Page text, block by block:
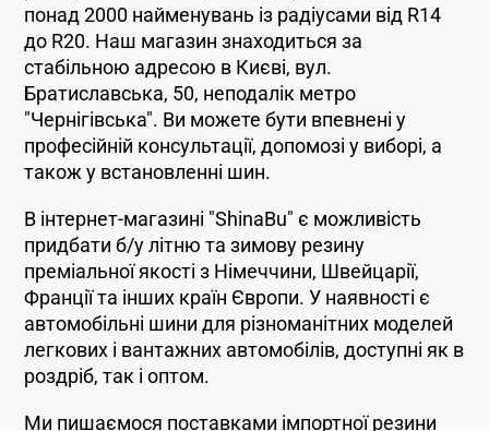
понад 2000 найменувань із радіусами від R14
до R20. Наш магазин знаходиться за
стабільною адресою в Києві, вул.
Братиславська, 50, неподалік метро
"Чернігівська". Ви можете бути впевнені у
професійній консультації, допомозі у виборі, а
також у встановленні шин.
В інтернет-магазині "ShinaBu" є можливість
придбати б/у літню та зимову резину
преміальної якості з Німеччини, Швейцарії,
Франції та інших країн Європи. У наявності є
автомобільні шини для різноманітних моделей
легкових і вантажних автомобілів, доступні як в
роздріб, так і оптом.
Ми пишаємося поставками імпортної резини